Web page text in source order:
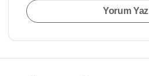
Yorum Yaz